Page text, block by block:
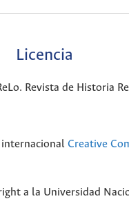
Licencia
Revista de Historia
internacional Creative
a la Universidad